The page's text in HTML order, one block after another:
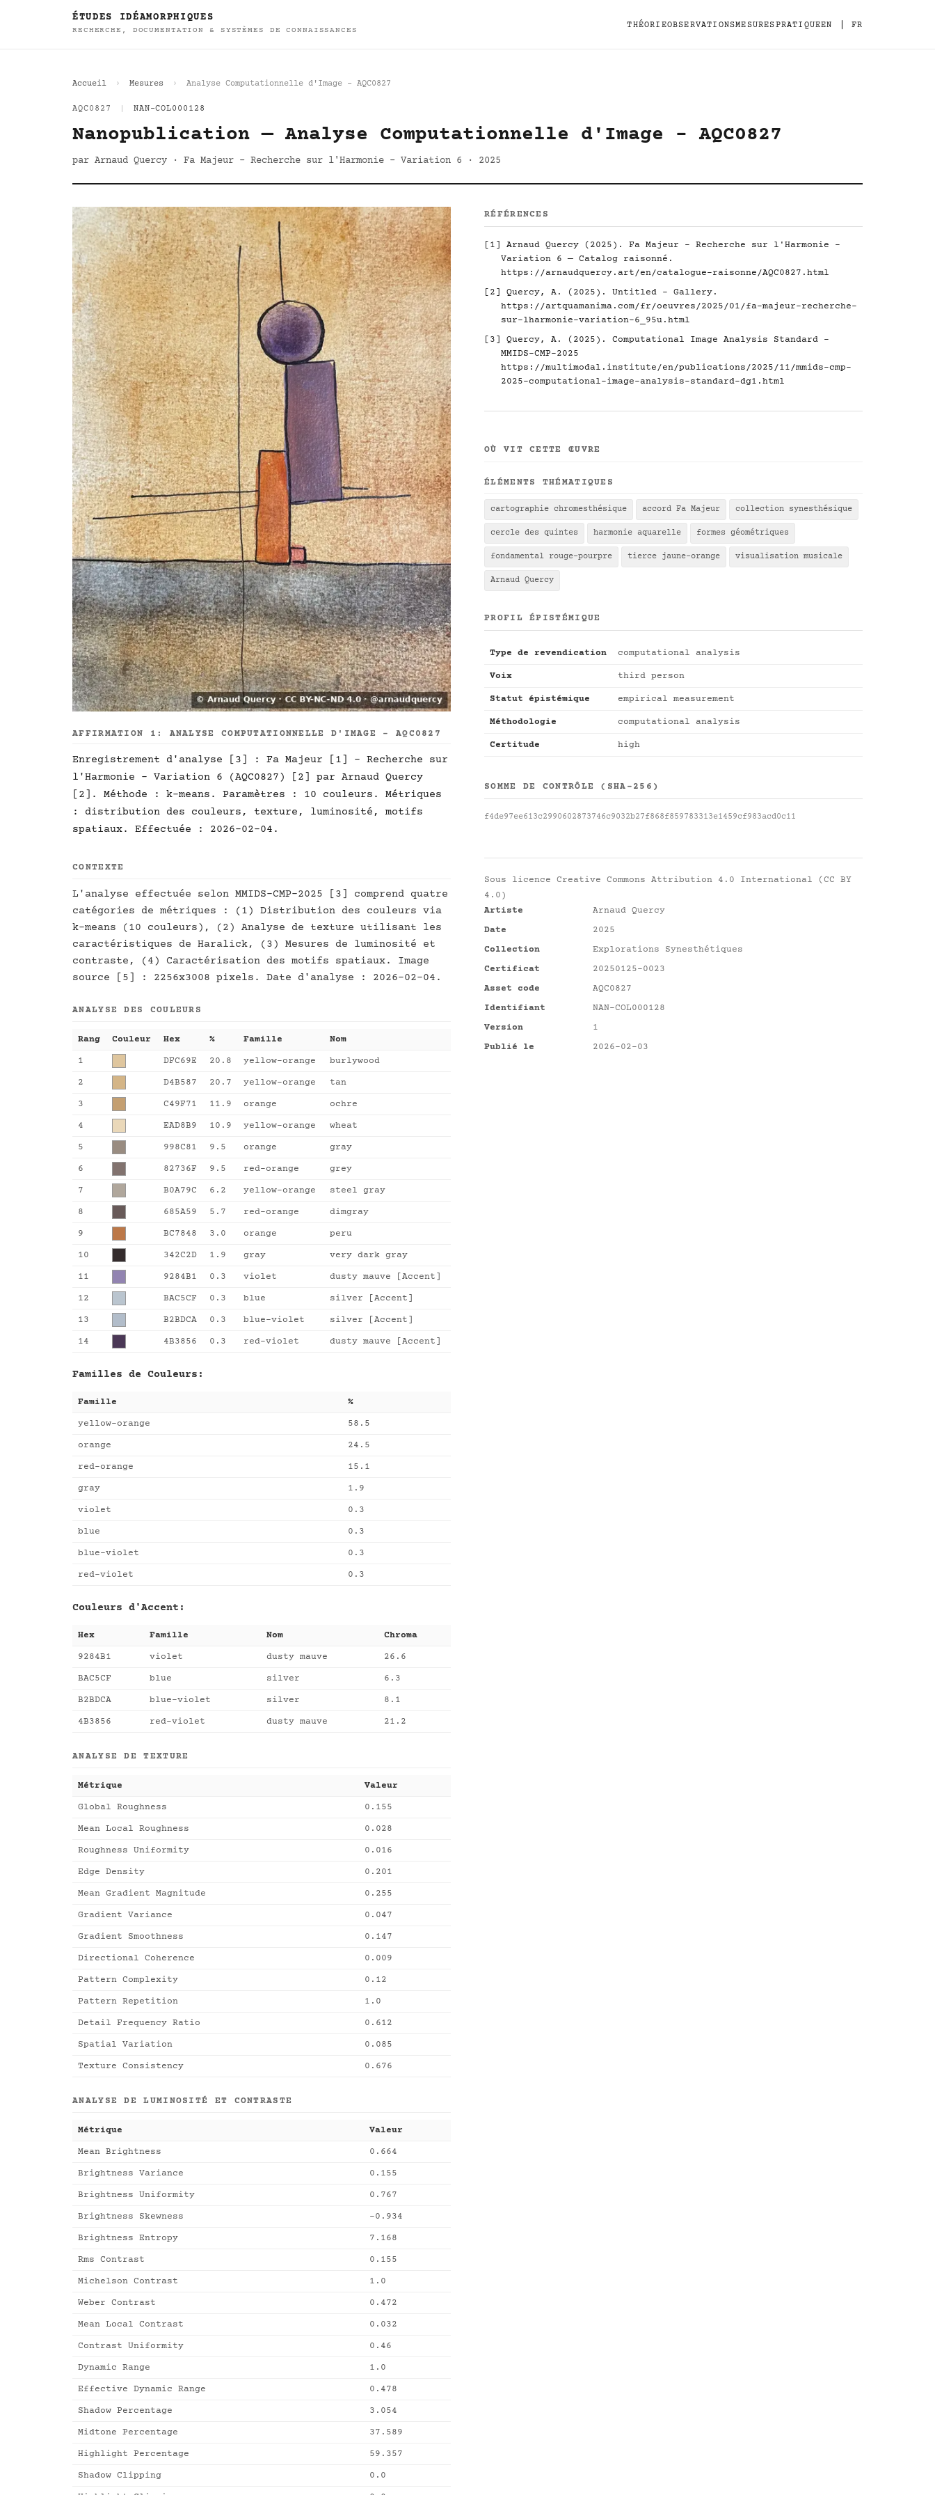
ÉTUDES IDÉAMORPHIQUES
RECHERCHE, DOCUMENTATION & SYSTÈMES DE CONNAISSANCES
THÉORIEOBSERVATIONSMESURESPRATIQUEEN FR
Accueil Mesures Analyse Computationnelle d'Image - AQC0827
AQC0827 NAN-COL000128
Nanopublication — Analyse Computationnelle d'Image - AQC0827
par Arnaud Quercy · Fa Majeur - Recherche sur l'Harmonie - Variation 6 · 2025
AFFIRMATION 1: ANALYSE COMPUTATIONNELLE D'IMAGE - AQC0827
Enregistrement d'analyse [3] : Fa Majeur [1] - Recherche sur
l'Harmonie - Variation 6 (AQC0827) [2] par Arnaud Quercy
[2]. Méthode : k-means. Paramètres : 10 couleurs. Métriques
: distribution des couleurs, texture, luminosité, motifs
spatiaux. Effectuée : 2026-02-04.
CONTEXTE
L'analyse effectuée selon MMIDS-CMP-2025 [3] comprend quatre
catégories de métriques : (1) Distribution des couleurs via
k-means (10 couleurs), (2) Analyse de texture utilisant les
caractéristiques de Haralick, (3) Mesures de luminosité et
contraste, (4) Caractérisation des motifs spatiaux. Image
source [5] : 2256x3008 pixels. Date d'analyse : 2026-02-04.
ANALYSE DES COULEURS
Rang Couleur Hex % Famille Nom
1 DFC69E 20.8 yellow-orange burlywood
2 D4B587 20.7 yellow-orange tan
3 C49F71 11.9 orange ochre
4 EAD8B9 10.9 yellow-orange wheat
5 998C81 9.5 orange gray
6 82736F 9.5 red-orange grey
7 B0A79C 6.2 yellow-orange steel gray
8 685A59 5.7 red-orange dimgray
9 BC7848 3.0 orange peru
10 342C2D 1.9 gray very dark gray
11 9284B1 0.3 violet dusty mauve [Accent]
12 BAC5CF 0.3 blue silver [Accent]
13 B2BDCA 0.3 blue-violet silver [Accent]
14 4B3856 0.3 red-violet dusty mauve [Accent]
Familles de Couleurs:
Famille %
yellow-orange 58.5
orange 24.5
red-orange 15.1
gray 1.9
violet 0.3
blue 0.3
blue-violet 0.3
red-violet 0.3
Couleurs d'Accent:
Hex Famille Nom Chroma
9284B1 violet dusty mauve 26.6
BAC5CF blue silver 6.3
B2BDCA blue-violet silver 8.1
4B3856 red-violet dusty mauve 21.2
ANALYSE DE TEXTURE
Métrique Valeur
Global Roughness 0.155
Mean Local Roughness 0.028
Roughness Uniformity 0.016
Edge Density 0.201
Mean Gradient Magnitude 0.255
Gradient Variance 0.047
Gradient Smoothness 0.147
Directional Coherence 0.009
Pattern Complexity 0.12
Pattern Repetition 1.0
Detail Frequency Ratio 0.612
Spatial Variation 0.085
Texture Consistency 0.676
ANALYSE DE LUMINOSITÉ ET CONTRASTE
Métrique Valeur
Mean Brightness 0.664
Brightness Variance 0.155
Brightness Uniformity 0.767
Brightness Skewness -0.934
Brightness Entropy 7.168
Rms Contrast 0.155
Michelson Contrast 1.0
Weber Contrast 0.472
Mean Local Contrast 0.032
Contrast Uniformity 0.46
Dynamic Range 1.0
Effective Dynamic Range 0.478
Shadow Percentage 3.054
Midtone Percentage 37.589
Highlight Percentage 59.357
Shadow Clipping 0.0
RÉFÉRENCES
[1] Arnaud Quercy (2025). Fa Majeur - Recherche sur l'Harmonie -
Variation 6 — Catalog raisonné.
https://arnaudquercy.art/en/catalogue-raisonne/AQC0827.html
[2] Quercy, A. (2025). Untitled - Gallery.
https://artquamanima.com/fr/oeuvres/2025/01/fa-majeur-recherche-
sur-lharmonie-variation-6_95u.html
[3] Quercy, A. (2025). Computational Image Analysis Standard -
MMIDS-CMP-2025
https://multimodal.institute/en/publications/2025/11/mmids-cmp-
2025-computational-image-analysis-standard-dg1.html
OÙ VIT CETTE ŒUVRE
ÉLÉMENTS THÉMATIQUES
cartographie chromesthésique accord Fa Majeur collection synesthésique
cercle des quintes harmonie aquarelle formes géométriques
fondamental rouge-pourpre tierce jaune-orange visualisation musicale
Arnaud Quercy
PROFIL ÉPISTÉMIQUE
Type de revendication computational analysis
Voix third person
Statut épistémique empirical measurement
Méthodologie computational analysis
Certitude high
SOMME DE CONTRÔLE (SHA-256)
f4de97ee613c2990602873746c9032b27f868f859783313e1459cf983acd0c11
Sous licence Creative Commons Attribution 4.0 International (CC BY
4.0)
Artiste
Arnaud Quercy
Date
2025
Collection
Explorations Synesthétiques
Certificat
20250125-0023
Asset code
AQC0827
Identifiant
NAN-COL000128
Version
1
Publié le
2026-02-03